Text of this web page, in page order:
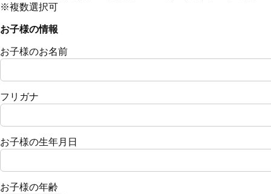
※複数選択可
お子様の情報
お子様のお名前
フリガナ
お子様の生年月日
お子様の年齢